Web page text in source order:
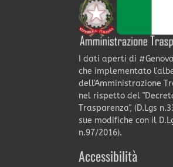
I dati aperti di
che implementato
dell'Amministrazione
nel rispetto del
Trasparenza", (D.Lgs
sue modifiche con il
n.97/2016).
Accessibilità